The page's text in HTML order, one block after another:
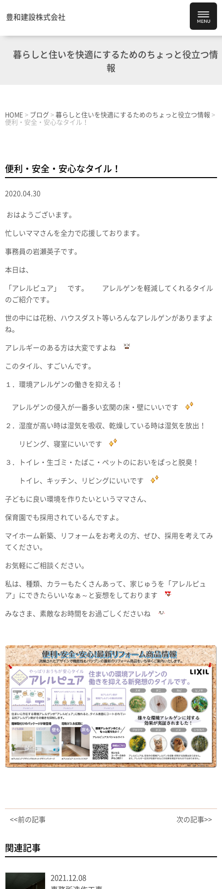
豊和建設株式会社
暮らしと住いを快適にするためのちょっと役立つ情
報
HOME > ブログ > 暮らしと住いを快適にするためのちょっと役立つ情報 >
便利・安全・安心なタイル！
便利・安全・安心なタイル！
2020.04.30
おはようございます。
忙しいママさんを全力で応援しております。
事務員の岩瀬英子です。
本日は、
「アレルピュア」 です。 アレルゲンを軽減してくれるタイル
のご紹介です。
世の中には花粉、ハウスダスト等いろんなアレルゲンがありますよ
ね。
アレルギーのある方は大変ですよね
このタイル、すごいんです。
１．環境アレルゲンの働きを抑える！
アレルゲンの侵入が一番多い玄関の床・壁にいいです
２．湿度が高い時は湿気を吸収、乾燥している時は湿気を放出！
リビング、寝室にいいです
３．トイレ・生ゴミ・たばこ・ペットのにおいをぱっと脱臭！
トイレ、キッチン、リビングにいいです
子どもに良い環境を作りたいというママさん、
保育園でも採用されているんですよ。
マイホーム新築、リフォームをお考えの方、ぜひ、採用を考えてみ
てください。
お気軽にご相談ください。
私は、種類、カラーもたくさんあって、家じゅうを「アレルピュ
ア」にできたらいいなぁ～と妄想をしております
みなさま、素敵なお時間をお過ごしくださいね
<<前の記事 次の記事>>
関連記事
2021.12.08